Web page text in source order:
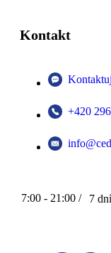
Kontakt
+420
7:00 - 21:00 / 7